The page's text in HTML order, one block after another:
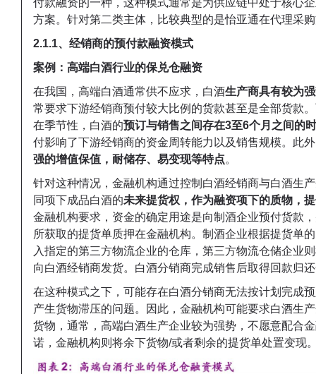
付款融资的一种，这种模式通常是为供应链中处于核心
方案。 针对第二类主体，比较典型的是怡亚通在代理采
2.1.1、经销商的预付款融资模式
案例： 高端白酒行业的保兑仓融资
在我国，高端白酒通常供不应求，白酒生产商具有较为
常要求下游经销商预付较大比例的货款甚至是全部货款
在季节性，白酒的预订与销售之间存在3至6个月之间的
付影响了下游经销商的资金周转能力以及销售规模。此
强的增值保值，耐储存、易变现等特点。
针对这种情况，金融机构通过控制白酒经销商与白酒生
同项下成品白酒的未来提货权，作为融资项下的质物，
金融机构要求，资金的确定用途是向制酒企业预付货款
所获取的提货单质押在金融机构。制酒企业根据提货单
入指定的第三方物流企业的仓库，第三方物流仓储企业
向白酒经销商发货。白酒分销商完成销售后取得回款归
在这种模式之下，可能存在白酒分销商无法按计划完成
产生货物滞压的问题。因此，金融机构可能要求白酒生
货物，通常，高端白酒生产企业较为强势，不愿意配合
诺，金融机构则将余下货物/或者剩余的提货单处置变现